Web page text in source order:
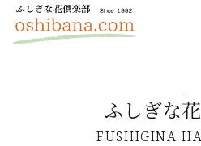
FUSHIGINA
ふしぎな